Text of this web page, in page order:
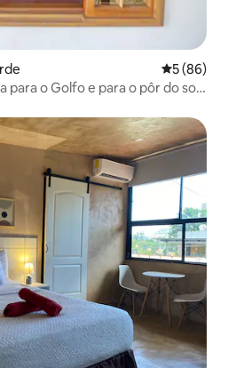
5 de uma
5 (86)
para o Golfo e para o pôr do sol